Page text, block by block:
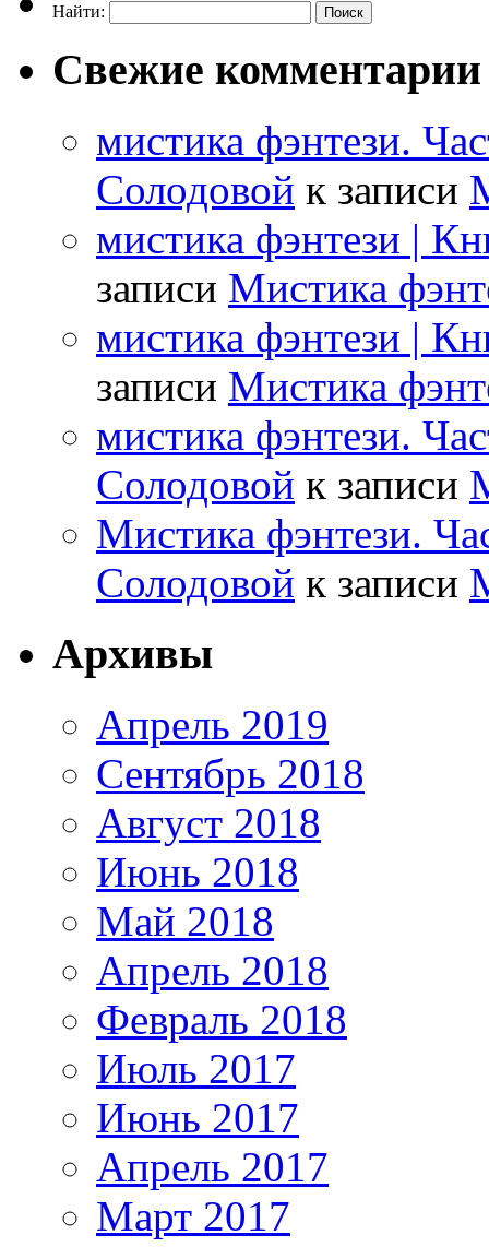
Найти:
Свежие комментарии
мистика фэнтези.
Солодовой к записи
мистика фэнтези |
записи Мистика
мистика фэнтези |
записи Мистика
мистика фэнтези.
Солодовой к записи
Мистика фэнтези.
Солодовой к записи
Архивы
Апрель 2019
Сентябрь 2018
Август 2018
Июнь 2018
Май 2018
Апрель 2018
Февраль 2018
Июль 2017
Июнь 2017
Апрель 2017
Март 2017